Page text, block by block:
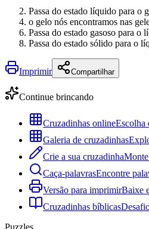
Passa do estado líquido para o
o gelo nós encontramos nas
Passa do estado gasoso para o
Passa do estado sólido para o
Imprimir Compartilhar
Continue brincando
Cruzadinhas onlineEscolha
Galeria de cruzadinhas
Crie a sua cruzadinha
Caça-palavrasEncontre
Versão para imprimirBaixe
Cruzadinhas bíblicas
Puzzles